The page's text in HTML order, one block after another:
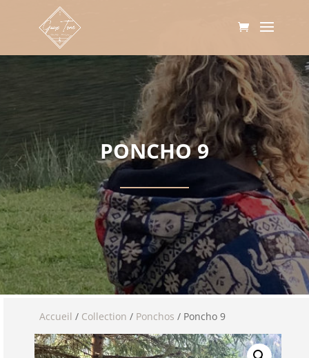
PONCHO 9
Accueil / Collection / Ponchos / Poncho 9